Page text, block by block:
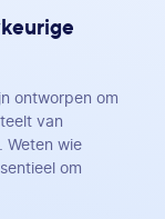
ontworpen om
van
Weten wie
om